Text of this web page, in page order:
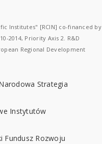
Institutes" [RCIN] co-financed by
2014, Priority Axis 2. R&D
Regional Development